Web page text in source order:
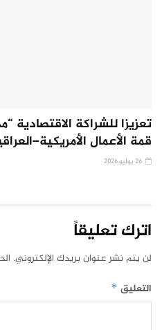
تعزيزا للشراكة
قمة الأعمال
اترك تعليقاً
لن يتم نشر عنوان بريدك الإلكتروني.
التعليق *